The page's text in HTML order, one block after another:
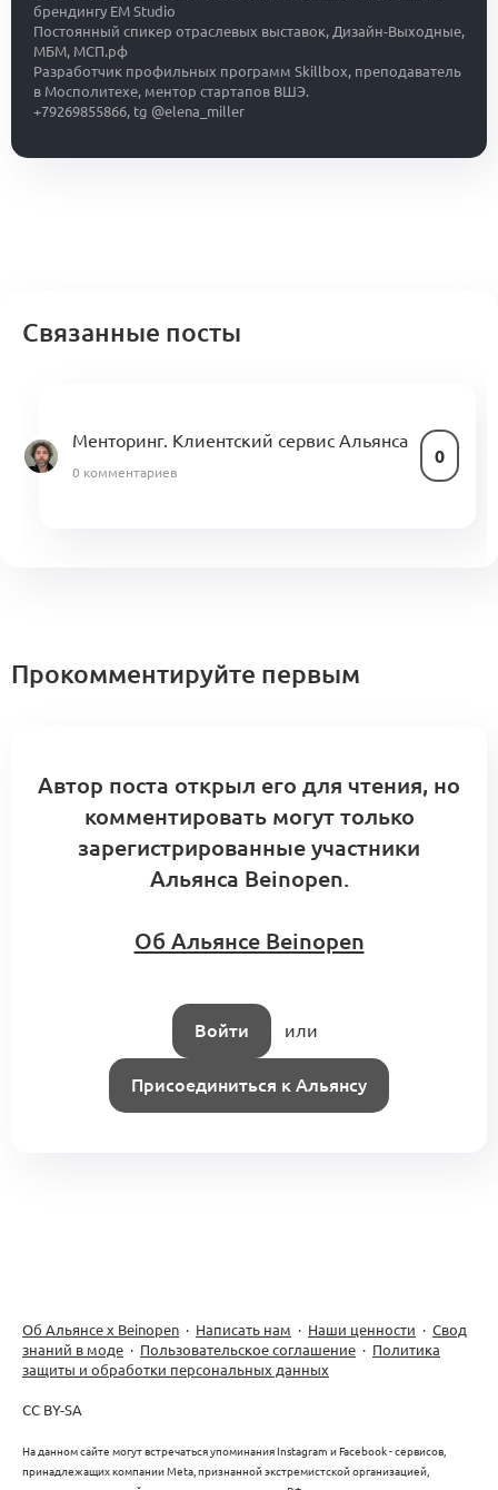
брендингу EM Studio
Постоянный спикер отраслевых выставок, Дизайн-Выходные,
МБМ, МСП.рф
Разработчик профильных программ Skillbox, преподаватель
в Мосполитехе, ментор стартапов ВШЭ.
+79269855866, tg @elena_miller
Связанные посты
Менторинг. Клиентский сервис Альянса
0
0 комментариев
Прокомментируйте первым
Автор поста открыл его для чтения, но
комментировать могут только
зарегистрированные участники
Альянса Beinopen.
Об Альянсе Beinopen
Войти или
Присоединиться к Альянсу
Об Альянсе х Beinopen · Написать нам · Наши ценности · Свод
знаний в моде · Пользовательское соглашение · Политика
защиты и обработки персональных данных
CC BY-SA
На данном сайте могут встречаться упоминания Instagram и Facebook - сервисов,
принадлежащих компании Meta, признанной экстремистской организацией,